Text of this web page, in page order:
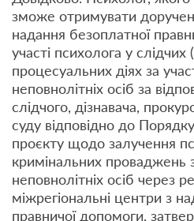
зможе отримувати
надання безоплатної
участі психолога у
процесуальних діях за
неповнолітніх осіб за
слідчого, дізнавача,
суду відповідно до Порядку
проєкту щодо залучення
кримінальних проваджень
неповнолітніх осіб через
міжрегіональні центри з
правничої допомоги,